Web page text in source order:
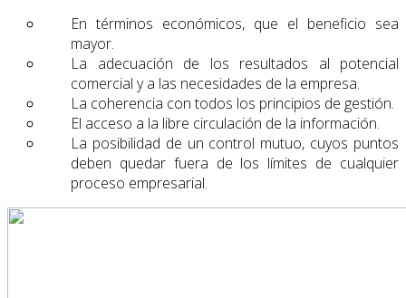
En términos económicos, que el beneficio sea
mayor.
La adecuación de los resultados al potencial
comercial y a las necesidades de la empresa.
La coherencia con todos los principios de gestión.
El acceso a la libre circulación de la información.
La posibilidad de un control mutuo, cuyos puntos
deben quedar fuera de los límites de cualquier
proceso empresarial.